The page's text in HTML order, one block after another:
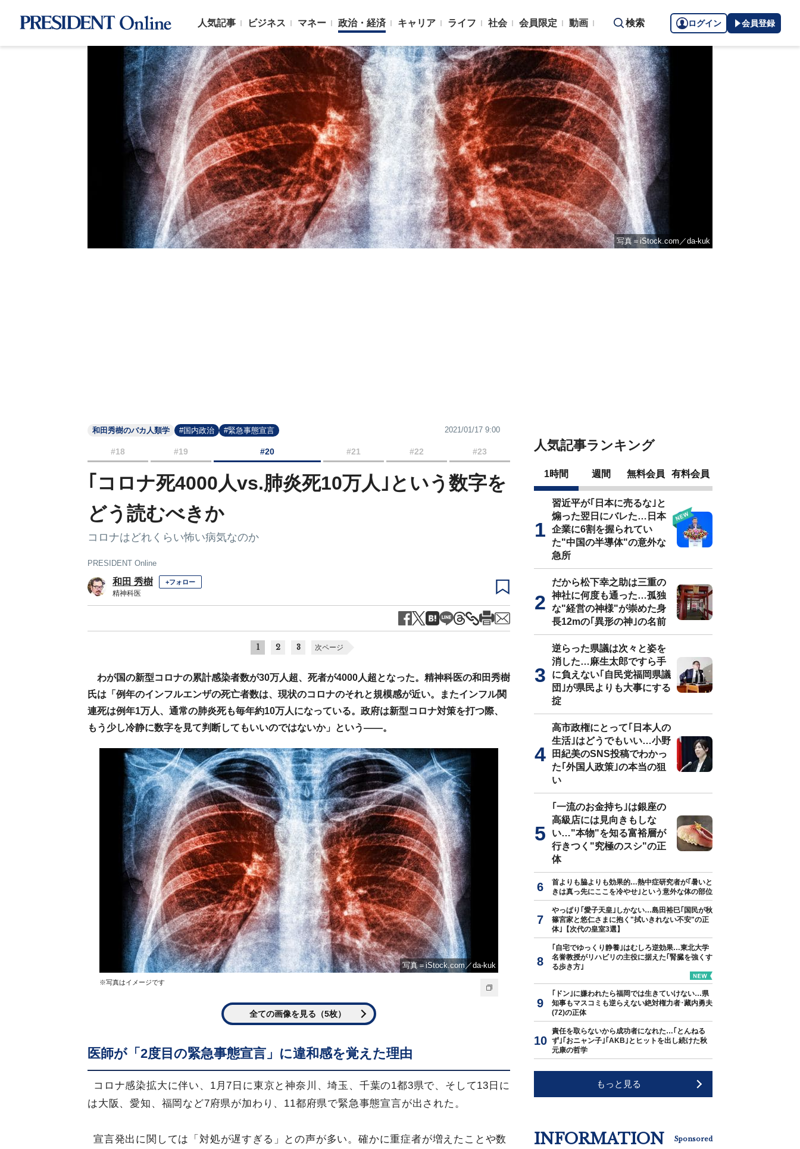
人気記事 ビジネス マネー 政治・経済 キャリア ライフ 社会 会員限定 動画 検索 ログイン 会員登録
写真＝iStock.com／da-kuk
和田秀樹のバカ人類学 #国内政治 #緊急事態宣言 2021/01/17 9:00
#18 #19 #20 #21 #22 #23
｢コロナ死4000人vs.肺炎死10万人｣という数字を
どう読むべきか
コロナはどれくらい怖い病気なのか
PRESIDENT Online
和田 秀樹 +フォロー
精神科医
1 2 3 次ページ
わが国の新型コロナの累計感染者数が30万人超、死者が4000人超となった。精神科医の和田秀樹
氏は「例年のインフルエンザの死亡者数は、現状のコロナのそれと規模感が近い。またインフル関
連死は例年1万人、通常の肺炎死も毎年約10万人になっている。政府は新型コロナ対策を打つ際、
もう少し冷静に数字を見て判断してもいいのではないか」という——。
写真＝iStock.com／da-kuk
※写真はイメージです
全ての画像を見る（5枚）
医師が「2度目の緊急事態宣言」に違和感を覚えた理由
コロナ感染拡大に伴い、1月7日に東京と神奈川、埼玉、千葉の1都3県で、そして13日に
は大阪、愛知、福岡など7府県が加わり、11都府県で緊急事態宣言が出された。
宣言発出に関しては「対処が遅すぎる」との声が多い。確かに重症者が増えたことや数
人気記事ランキング
1時間 週間 無料会員 有料会員
習近平が｢日本に売るな｣と
煽った翌日にバレた…日本
企業に6割を握られてい
た"中国の半導体"の意外な
急所
だから松下幸之助は三重の
神社に何度も通った…孤独
な"経営の神様"が崇めた身
長12mの｢異形の神｣の名前
逆らった県議は次々と姿を
消した…麻生太郎ですら手
に負えない｢自民党福岡県議
団｣が県民よりも大事にする
掟
高市政権にとって｢日本人の
生活｣はどうでもいい…小野
田紀美のSNS投稿でわかっ
た｢外国人政策｣の本当の狙
い
｢一流のお金持ち｣は銀座の
高級店には見向きもしな
い…"本物"を知る富裕層が
行きつく"究極のスシ"の正
体
首よりも脇よりも効果的…熱中症研究者が｢暑いと
きは真っ先にここを冷やせ｣という意外な体の部位
やっぱり｢愛子天皇｣しかない…島田裕巳｢国民が秋
篠宮家と悠仁さまに抱く"拭いきれない不安"の正
体｣【次代の皇室3選】
｢自宅でゆっくり静養｣はむしろ逆効果…東北大学
名誉教授がリハビリの主役に据えた｢腎臓を強くす
る歩き方｣
｢ドン｣に嫌われたら福岡では生きていけない…県
知事もマスコミも逆らえない絶対権力者･藏内勇夫
(72)の正体
責任を取らないから成功者になれた…｢とんねる
ず｣｢おニャン子｣｢AKB｣とヒットを出し続けた秋
元康の哲学
もっと見る
INFORMATION Sponsored